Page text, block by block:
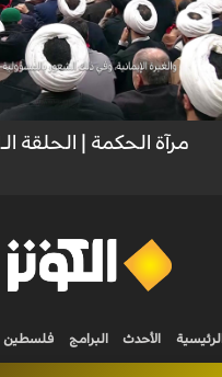
مرآة الحکمة | الحلقة الـ11
الرئيسية الأحدث البرامج فلسطين